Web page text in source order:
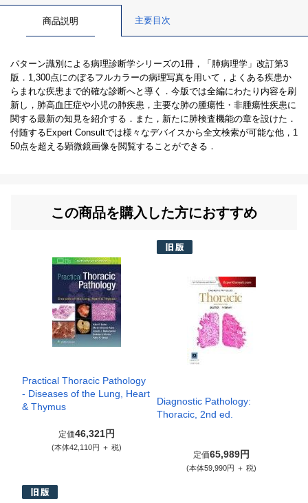
商品説明 主要目次
パターン識別による病理診断学シリーズの1冊，「肺病理学」改訂第3
版．1,300点にのぼるフルカラーの病理写真を用いて，よくある疾患か
らまれな疾患まで的確な診断へと導く．今版では全編にわたり内容を刷
新し，肺高血圧症や小児の肺疾患，主要な肺の腫瘍性・非腫瘍性疾患に
関する最新の知見を紹介する．また，新たに肺検査機能の章を設けた．
付随するExpert Consultでは様々なデバイスから全文検索が可能な他，1
50点を超える顕微鏡画像を閲覧することができる．
この商品を購入した方におすすめ
Practical Thoracic Pathology
- Diseases of the Lung, Heart
& Thymus
定価46,321円
(本体42,110円 ＋ 税)
Diagnostic Pathology:
Thoracic, 2nd ed.
定価65,989円
(本体59,990円 ＋ 税)